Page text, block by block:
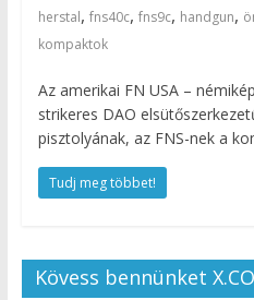
herstal, fns40c, fns9c, handgun,
kompaktok
Az amerikai FN USA –
strikeres DAO
pisztolyának, az FNS-nek a
Tudj meg többet!
Kövess bennünket